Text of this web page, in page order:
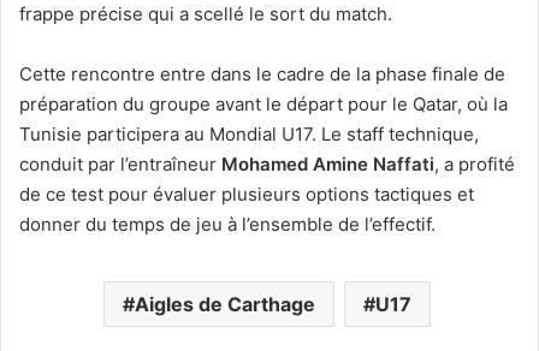
frappe précise qui a scellé le sort du match.
Cette rencontre entre dans le cadre de la phase finale de
préparation du groupe avant le départ pour le Qatar, où la
Tunisie participera au Mondial U17. Le staff technique,
conduit par l’entraîneur Mohamed Amine Naffati, a profité
de ce test pour évaluer plusieurs options tactiques et
donner du temps de jeu à l’ensemble de l’effectif.
Aigles de Carthage U17